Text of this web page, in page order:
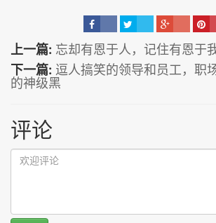
上一篇: 忘却有恩于人，记住有恩于
下一篇: 逗人搞笑的领导和员工，职
的神级黑
评论